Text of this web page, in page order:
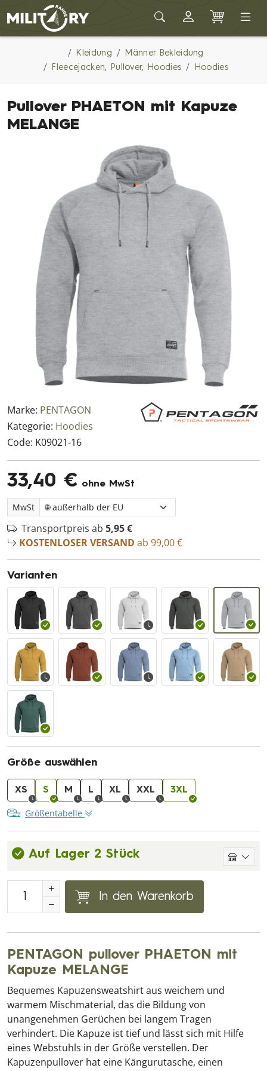
Army shop MILITARY RANGE
Kleidung
Männer Bekleidung
Fleecejacken, Pullover, Hoodies
Hoodies
Pullover PHAETON mit Kapuze
MELANGE
Marke: PENTAGON
Kategorie: Hoodies
Code: K09021-16
33,40 € ohne MwSt
MwSt
Transportpreis ab 5,95 €
KOSTENLOSER VERSAND ab 99,00 €
Varianten
Größe auswählen
XS S M L XL XXL 3XL
Größentabelle
Auf Lager 2 Stück
In den Warenkorb
PENTAGON pullover PHAETON mit
Kapuze MELANGE
Bequemes Kapuzensweatshirt aus weichem und
warmem Mischmaterial, das die Bildung von
unangenehmen Gerüchen bei langem Tragen
verhindert. Die Kapuze ist tief und lässt sich mit Hilfe
eines Webstuhls in der Größe verstellen. Der
Kapuzenpullover hat eine Kängurutasche, einen